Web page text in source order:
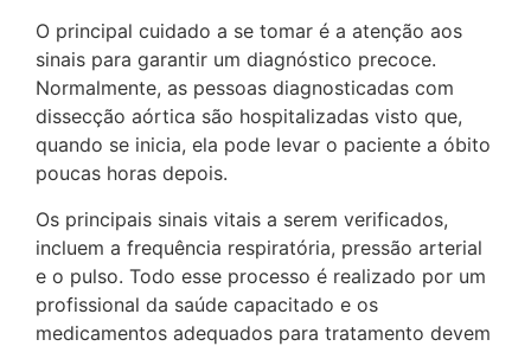
O principal cuidado a se tomar é a atenção aos
sinais para garantir um diagnóstico precoce.
Normalmente, as pessoas diagnosticadas com
dissecção aórtica são hospitalizadas visto que,
quando se inicia, ela pode levar o paciente a óbito
poucas horas depois.
Os principais sinais vitais a serem verificados,
incluem a frequência respiratória, pressão arterial
e o pulso. Todo esse processo é realizado por um
profissional da saúde capacitado e os
medicamentos adequados para tratamento devem